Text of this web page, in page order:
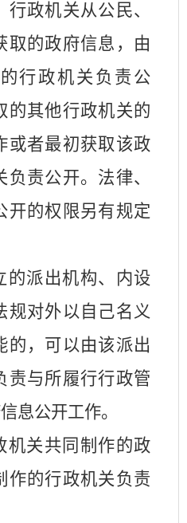
政机关从公民、
取的政府信息，由
行政机关负责公
的其他行政机关的
或者最初获取该政
责公开。法律、
开的权限另有规定
的派出机构、内设
规对外以自己名义
的，可以由该派出
责与所履行行政管
息公开工作。
机关共同制作的政
作的行政机关负责